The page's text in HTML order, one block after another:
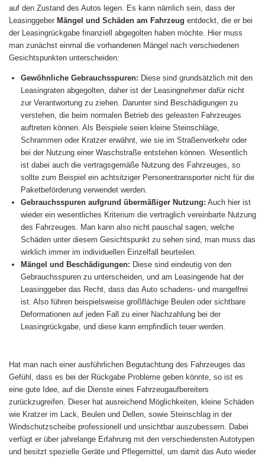
auf den Zustand des Autos legen. Es kann nämlich sein, dass der
Leasinggeber Mängel und Schäden am Fahrzeug entdeckt, die er bei
der Leasingrückgabe finanziell abgegolten haben möchte. Hier muss
man zunächst einmal die vorhandenen Mängel nach verschiedenen
Gesichtspunkten unterscheiden:
Gewöhnliche Gebrauchsspuren: Diese sind grundsätzlich mit den
Leasingraten abgegolten, daher ist der Leasingnehmer dafür nicht
zur Verantwortung zu ziehen. Darunter sind Beschädigungen zu
verstehen, die beim normalen Betrieb des geleasten Fahrzeuges
auftreten können. Als Beispiele seien kleine Steinschläge,
Schrammen oder Kratzer erwähnt, wie sie im Straßenverkehr oder
bei der Nutzung einer Waschstraße entstehen können. Wesentlich
ist dabei auch die vertragsgemäße Nutzung des Fahrzeuges, so
sollte zum Beispiel ein achtsitziger Personentransporter nicht für die
Paketbeförderung verwendet werden.
Gebrauchsspuren aufgrund übermäßiger Nutzung: Auch hier ist
wieder ein wesentliches Kriterium die vertraglich vereinbarte Nutzung
des Fahrzeuges. Man kann also nicht pauschal sagen, welche
Schäden unter diesem Gesichtspunkt zu sehen sind, man muss das
wirklich immer im individuellen Einzelfall beurteilen.
Mängel und Beschädigungen: Diese sind eindeutig von den
Gebrauchsspuren zu unterscheiden, und am Leasingende hat der
Leasinggeber das Recht, dass das Auto schadens- und mangelfrei
ist. Also führen beispielsweise großflächige Beulen oder sichtbare
Deformationen auf jeden Fall zu einer Nachzahlung bei der
Leasingrückgabe, und diese kann empfindlich teuer werden.
Hat man nach einer ausführlichen Begutachtung des Fahrzeuges das
Gefühl, dass es bei der Rückgabe Probleme geben könnte, so ist es
eine gute Idee, auf die Dienste eines Fahrzeugaufbereiters
zurückzugreifen. Dieser hat ausreichend Möglichkeiten, kleine Schäden
wie Kratzer im Lack, Beulen und Dellen, sowie Steinschlag in der
Windschutzscheibe professionell und unsichtbar auszubessern. Dabei
verfügt er über jahrelange Erfahrung mit den verschiedensten Autotypen
und besitzt spezielle Geräte und Pflegemittel, um damit das Auto wieder